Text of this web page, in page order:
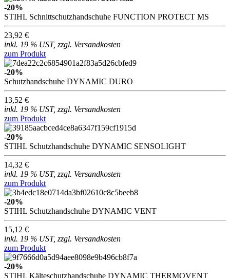
-20%
STIHL Schnittschutzhandschuhe FUNCTION PROTECT MS
23,92 €
inkl. 19 % UST, zzgl. Versandkosten
zum Produkt
-20%
Schutzhandschuhe DYNAMIC DURO
13,52 €
inkl. 19 % UST, zzgl. Versandkosten
zum Produkt
-20%
STIHL Schutzhandschuhe DYNAMIC SENSOLIGHT
14,32 €
inkl. 19 % UST, zzgl. Versandkosten
zum Produkt
-20%
STIHL Schutzhandschuhe DYNAMIC VENT
15,12 €
inkl. 19 % UST, zzgl. Versandkosten
zum Produkt
-20%
STIHL Kälteschutzhandschuhe DYNAMIC THERMOVENT